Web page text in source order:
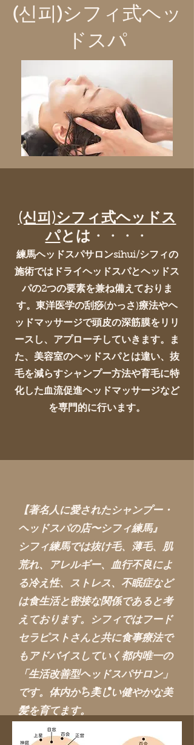
(신피)シフィ式ヘッ
ドスパ
(신피)シフィ式ヘッドス
パとは ・・・・
練馬ヘッドスパサロンsihui/シフィの
施術ではドライヘッドスパとヘッドス
パの2つの要素を兼ね備えておりま
す。東洋医学の刮痧(かっさ)療法やヘ
ッドマッサージ​で頭皮の深筋膜をリリ
ースし、アプローチしていきます。
ま
た、美容室のヘッドスパとは違い、抜
毛を減らすシャンプー方法や育毛に特
化した血流促進ヘッドマッサージなど
を専門的に行います。
【著名人に愛されたシャンプー・
ヘッドスパの店〜シフィ練馬』
シフィ練馬では抜け毛、薄毛、肌
荒れ、アレルギー、血行不良によ
る冷え性、ストレス、不眠症など
は食生活と密接な関係であると考
えております。シフィではフード
セラピストさんと共に食事療法で
もアドバイスしていく都内唯一の
「生活改善型ヘッドスパサロン」
です。体内から美しい健やかな美
髪を育てます。